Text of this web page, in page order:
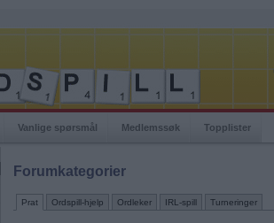
Vanlige spørsmål Medlemssøk Topplister
Forumkategorier
Prat Ordspill-hjelp Ordleker IRL-spill Turneringer